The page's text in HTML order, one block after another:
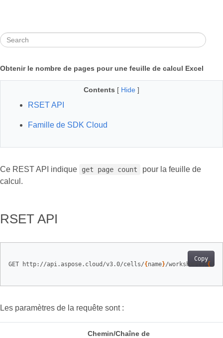
Obtenir le nombre de pages pour une feuille de calcul Excel
Contents [ Hide ]
RSET API
Famille de SDK Cloud
Ce REST API indique get page count
pour la feuille de
calcul.
RSET API
Copy
GET http://api.aspose.cloud/v3.0/cells/{ name}/worksheets/ {
Les paramètres de la requête sont :
Chemin/Chaîne de